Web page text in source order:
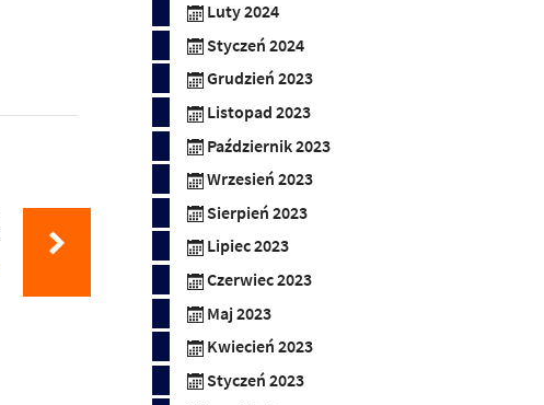
Luty 2024
Styczeń 2024
Grudzień 2023
Listopad 2023
Październik 2023
Wrzesień 2023
Sierpień 2023
Lipiec 2023
Czerwiec 2023
Maj 2023
Kwiecień 2023
Styczeń 2023